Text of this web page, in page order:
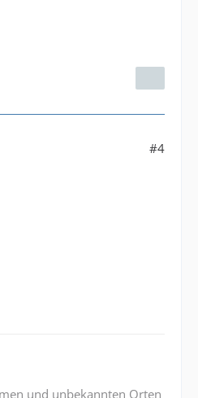
#4
und unbekannten Orten